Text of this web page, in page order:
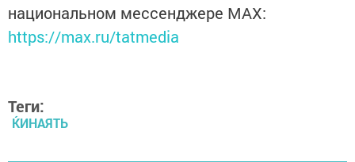
национальном мессенджере MАХ:
https://max.ru/tatmedia
Теги:
ЌИНАЯТЬ